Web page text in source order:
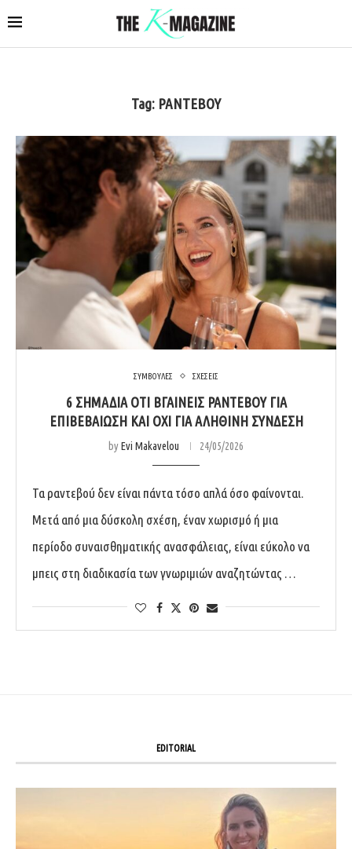
Tag: ΡΑΝΤΕΒΟΥ
ΣΥΜΒΟΥΛΕΣ ΣΧΕΣΕΙΣ
6 ΣΗΜΆΔΙΑ ΌΤΙ ΒΓΑΊΝΕΙΣ ΡΑΝΤΕΒΟΎ ΓΙΑ
ΕΠΙΒΕΒΑΊΩΣΗ ΚΑΙ ΌΧΙ ΓΙΑ ΑΛΗΘΙΝΉ ΣΎΝΔΕΣΗ
byEvi Makavelou 24/05/2026
Τα ραντεβού δεν είναι πάντα τόσο απλά όσο φαίνονται.
Μετά από μια δύσκολη σχέση, έναν χωρισμό ή μια
περίοδο συναισθηματικής ανασφάλειας, είναι εύκολο να
μπεις στη διαδικασία των γνωριμιών αναζητώντας …
EDITORIAL